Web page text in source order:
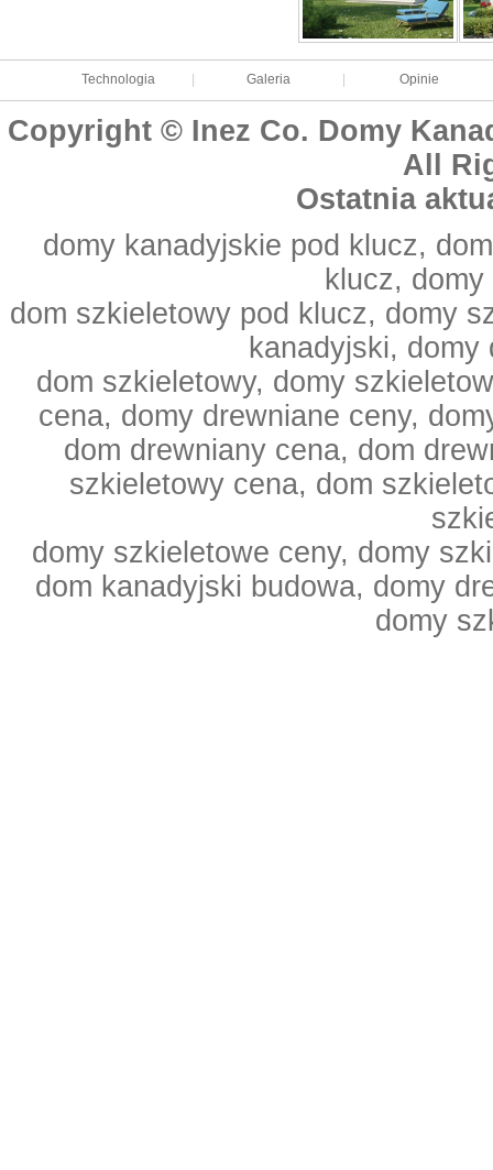
Technologia Galeria Opinie
Copyright © Inez Co. Domy
All
Ostatnia
domy kanadyjskie pod klucz,
klucz,
dom szkieletowy pod klucz, domy
kanadyjski, domy
dom szkieletowy, domy
cena, domy drewniane ceny,
dom drewniany cena, dom
szkieletowy cena, dom
domy szkieletowe ceny, domy
dom kanadyjski budowa, domy
domy